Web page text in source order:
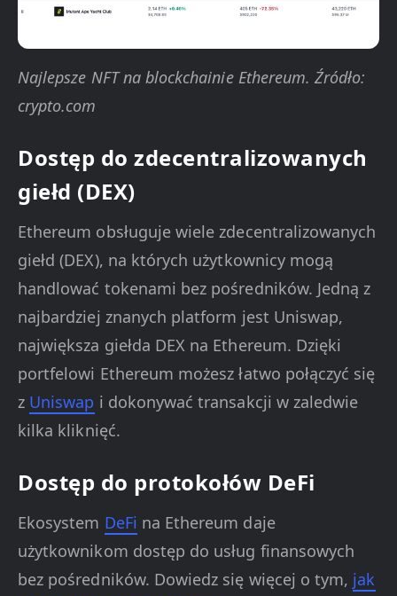
Najlepsze NFT na blockchainie Ethereum. Źródło:
crypto.com
Dostęp do zdecentralizowanych
giełd (DEX)
Ethereum obsługuje wiele zdecentralizowanych
giełd (DEX), na których użytkownicy mogą
handlować tokenami bez pośredników. Jedną z
najbardziej znanych platform jest Uniswap,
największa giełda DEX na Ethereum. Dzięki
portfelowi Ethereum możesz łatwo połączyć się
z Uniswap i dokonywać transakcji w zaledwie
kilka kliknięć.
Dostęp do protokołów DeFi
Ekosystem DeFi na Ethereum daje
użytkownikom dostęp do usług finansowych
bez pośredników. Dowiedz się więcej o tym, jak